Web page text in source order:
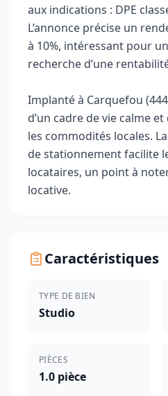
aux indications : DPE
L’annonce précise un
à 10%, intéressant pour
recherche d’une
Implanté à Carquefou
d’un cadre de vie calme
les commodités locales.
de stationnement facilite
locataires, un point à
locative.
Caractéristiques
TYPE DE BIEN
Studio
PIÈCES
1.0 pièce